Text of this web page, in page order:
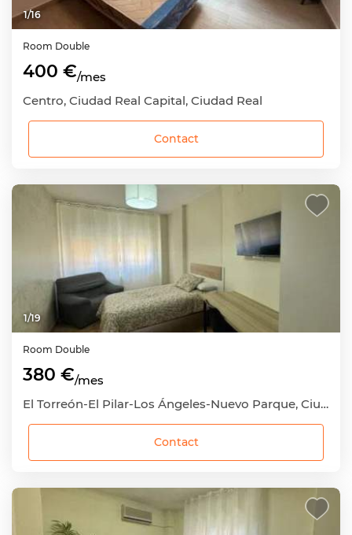
1/16
Room Double
400 €/mes
Centro, Ciudad Real Capital, Ciudad Real
Contact
1/19
Room Double
380 €/mes
El Torreón-El Pilar-Los Ángeles-Nuevo Parque, Ciudad Real Capital, Ciudad Real
Contact